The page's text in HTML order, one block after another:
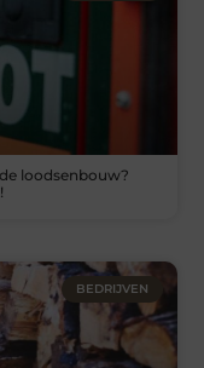
loodsenbouw?
BEDRIJVEN